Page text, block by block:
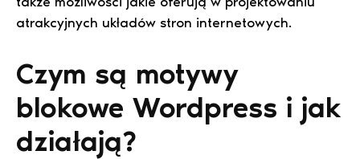
atrakcyjnych układów stron internetowych.
Czym są motywy
blokowe Wordpress i jak
działają?